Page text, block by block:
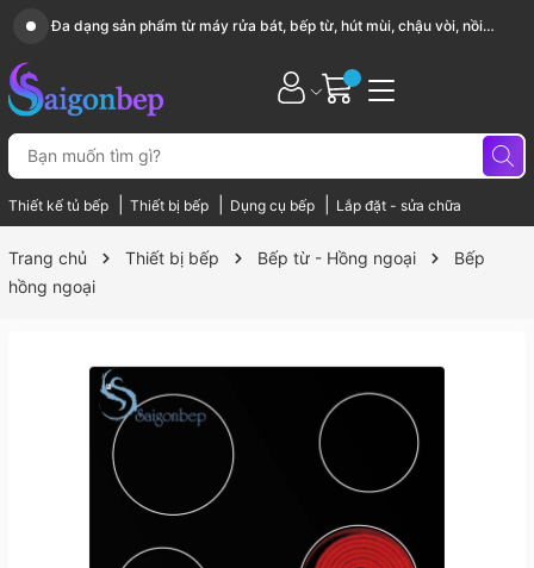
Sài Gòn Bếp chuyên thiết bị bếp, gia dụng bếp cao cấp
Thiết kế tủ bếp Thiết bị bếp Dụng cụ bếp Lắp đặt - sửa chữa
Trang chủ Thiết bị bếp Bếp từ - Hồng ngoại
Bếp
hồng ngoại